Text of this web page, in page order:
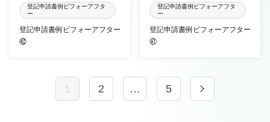
登記申請書例ビフォーアフタ
ー
登記申請書例ビフォーアフター
㊷
登記申請書例ビフォーアフタ
ー
登記申請書例ビフォーアフター
㊶
1 2 … 5